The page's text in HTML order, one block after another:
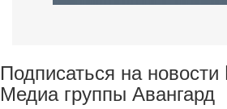
Подписаться на
Медиа группы Авангард